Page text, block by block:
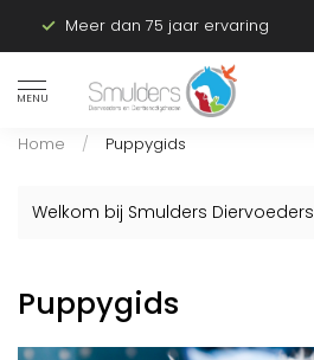
Meer dan 75 jaar ervaring
MENU
Home / Puppygids
Welkom bij Smulders Diervoeders
Puppygids